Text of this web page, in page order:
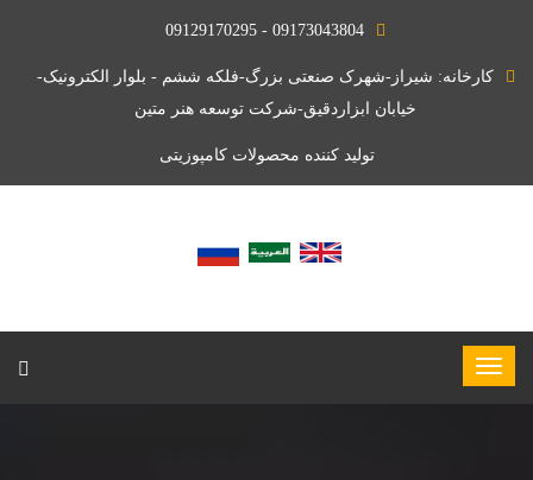
09173043804 - 09129170295
کارخانه: شیراز-شهرک صنعتی بزرگ-فلکه ششم - بلوار الکترونیک-
خیابان ابزاردقیق-شرکت توسعه هنر متین
تولید کننده محصولات کامپوزیتی